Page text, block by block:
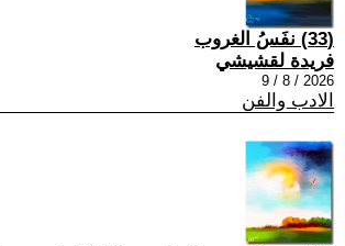
(33) نفَسُ الغروب
فريدة لقشيشي
2026 / 8 / 9
الادب والفن